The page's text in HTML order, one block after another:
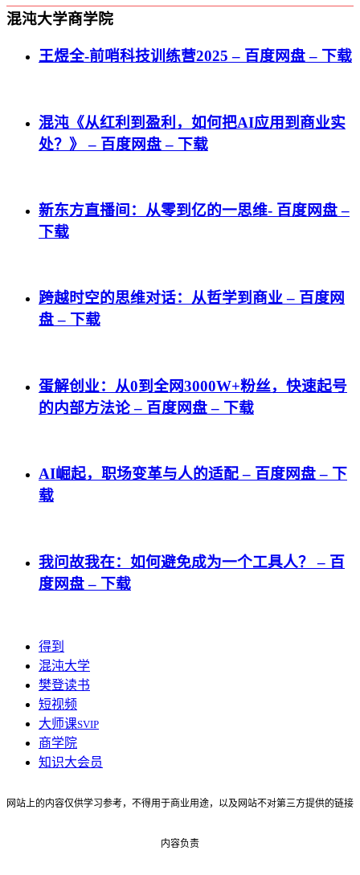
混沌大学商学院
王煜全-前哨科技训练营2025 – 百度网盘 – 下载
混沌《从红利到盈利，如何把AI应用到商业实
处？》 – 百度网盘 – 下载
新东方直播间：从零到亿的一思维- 百度网盘 –
下载
跨越时空的思维对话：从哲学到商业 – 百度网
盘 – 下载
蛋解创业：从0到全网3000W+粉丝，快速起号
的内部方法论 – 百度网盘 – 下载
AI崛起，职场变革与人的适配 – 百度网盘 – 下
载
我问故我在：如何避免成为一个工具人？ – 百
度网盘 – 下载
得到
混沌大学
樊登读书
短视频
大师课SVIP
商学院
知识大会员
网站上的内容仅供学习参考，不得用于商业用途，以及网站不对第三方提供的链接
内容负责